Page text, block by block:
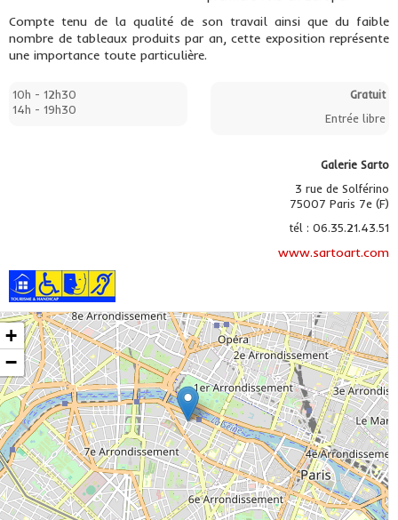
Compte tenu de la qualité de son travail ainsi que du faible
nombre de tableaux produits par an, cette exposition représente
une importance toute particulière.
10h - 12h30
14h - 19h30
Gratuit
Entrée libre
Galerie Sarto
3 rue de Solférino
75007 Paris 7e (F)
tél : 06.35.21.43.51
www.sartoart.com
+
−